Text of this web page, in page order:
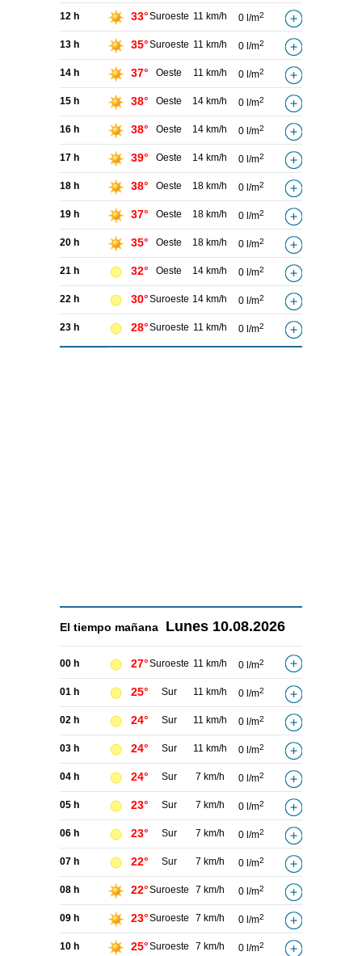
12 h 33°Suroeste 11 km/h 0 l/m2
13 h 35°Suroeste 11 km/h 0 l/m2
14 h 37° Oeste 11 km/h 0 l/m2
15 h 38° Oeste 14 km/h 0 l/m2
16 h 38° Oeste 14 km/h 0 l/m2
17 h 39° Oeste 14 km/h 0 l/m2
18 h 38° Oeste 18 km/h 0 l/m2
19 h 37° Oeste 18 km/h 0 l/m2
20 h 35° Oeste 18 km/h 0 l/m2
21 h 32° Oeste 14 km/h 0 l/m2
22 h 30°Suroeste 14 km/h 0 l/m2
23 h 28°Suroeste 11 km/h 0 l/m2
El tiempo mañana Lunes 10.08.2026
00 h 27°Suroeste 11 km/h 0 l/m2
01 h 25° Sur 11 km/h 0 l/m2
02 h 24° Sur 11 km/h 0 l/m2
03 h 24° Sur 11 km/h 0 l/m2
04 h 24° Sur 7 km/h 0 l/m2
05 h 23° Sur 7 km/h 0 l/m2
06 h 23° Sur 7 km/h 0 l/m2
07 h 22° Sur 7 km/h 0 l/m2
08 h 22°Suroeste 7 km/h 0 l/m2
09 h 23°Suroeste 7 km/h 0 l/m2
10 h 25°Suroeste 7 km/h 0 l/m2